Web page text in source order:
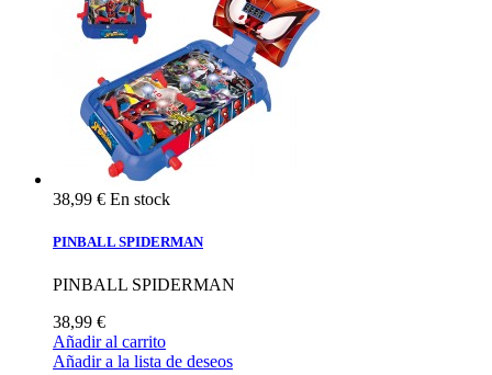
38,99 € En stock
PINBALL SPIDERMAN
PINBALL SPIDERMAN
38,99 €
Añadir al carrito
Añadir a la lista de deseos